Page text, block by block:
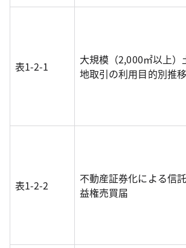
表1-2-1
大規模（2,000㎡以上）
地取引の利用目的別推移
表1-2-2
不動産証券化による信
益権売買届